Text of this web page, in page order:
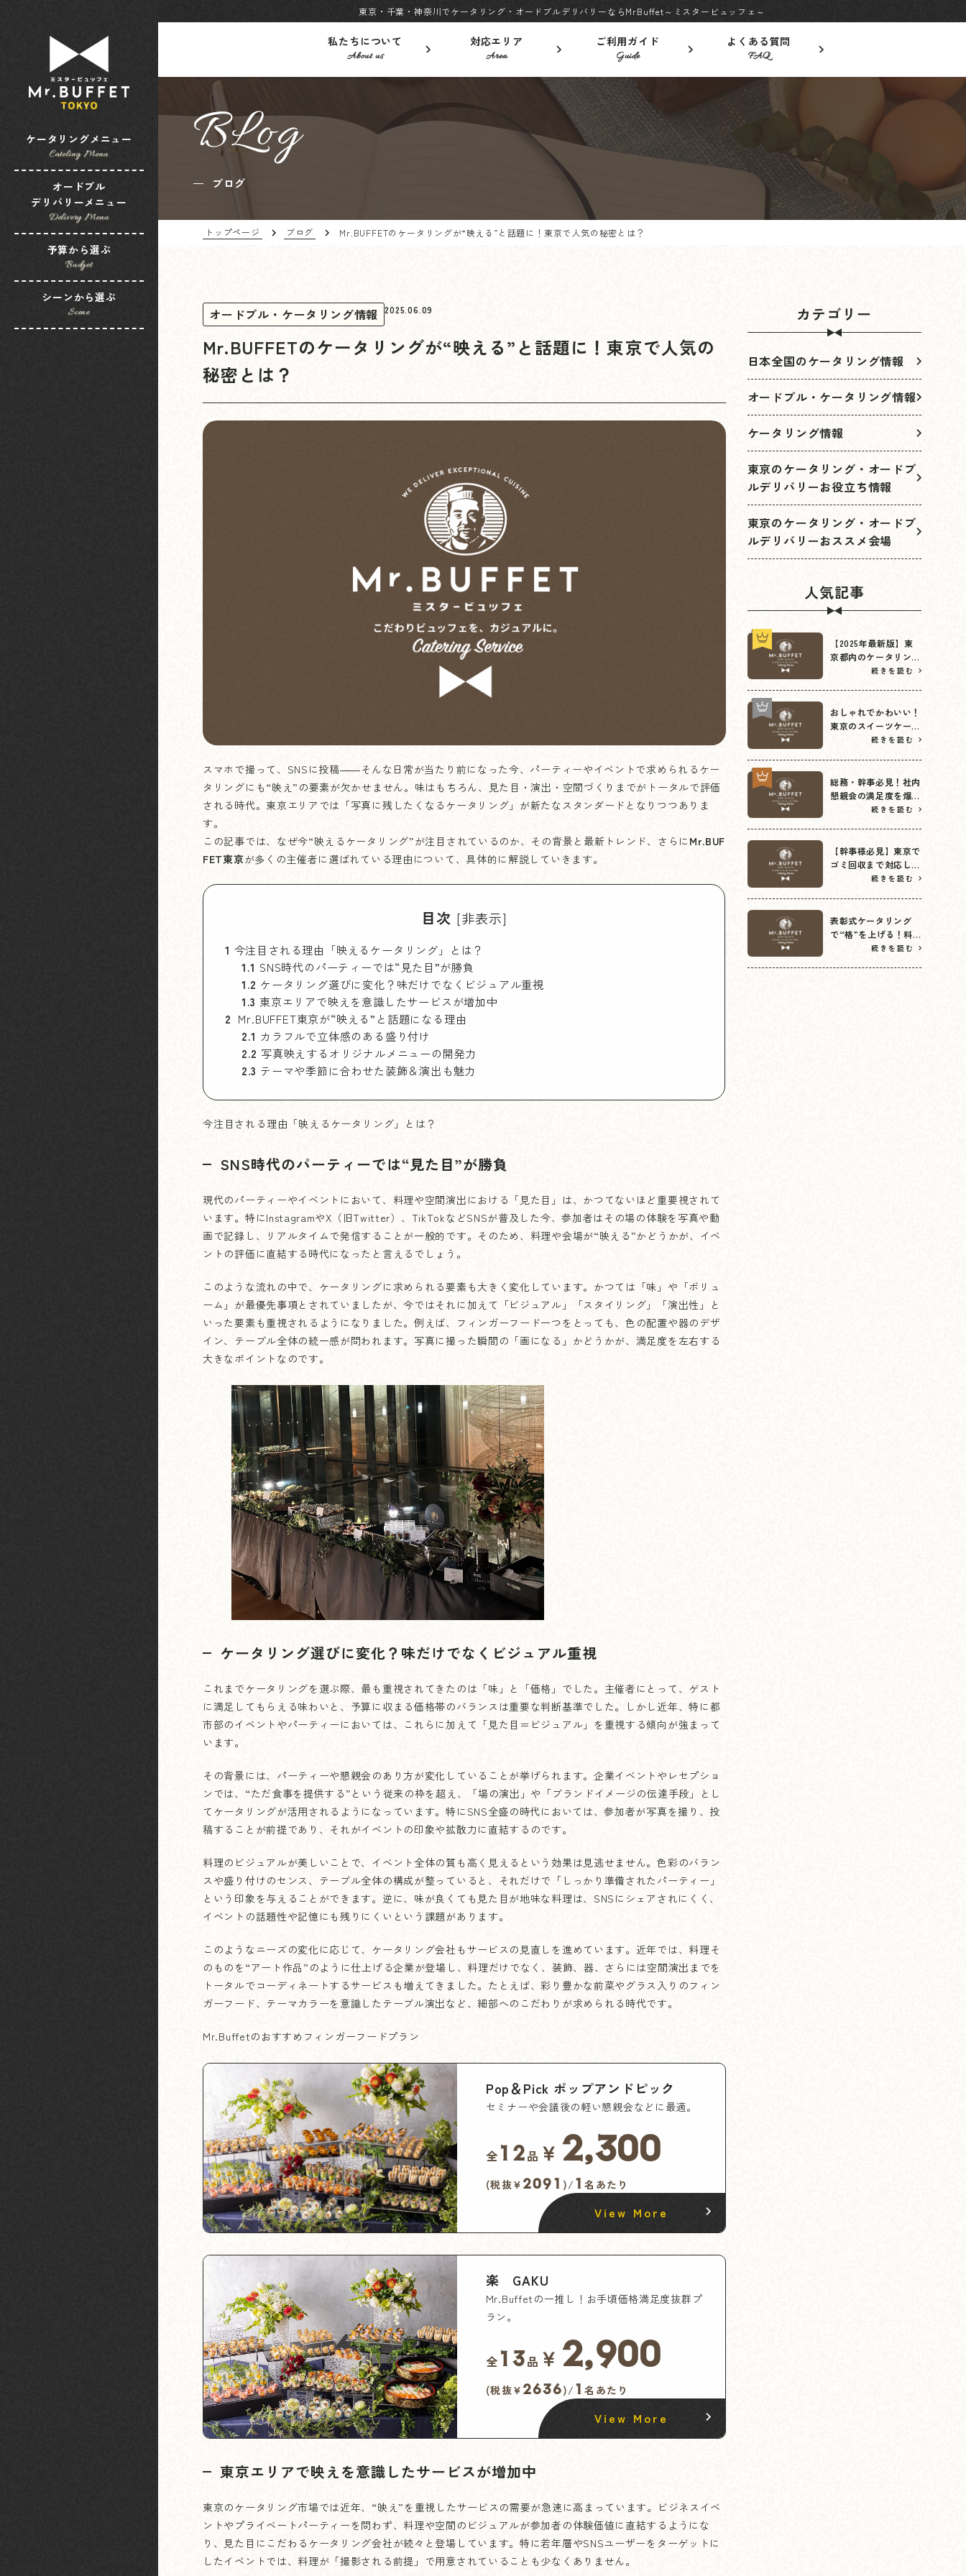
東京・千葉・神奈川でケータリング・オードブルデリバリーならMrBuffet～ミスタービュッフェ～
私たちについて
About us
対応エリア
Area
ご利用ガイド
Guide
よくある質問
FAQ
ケータリングメニュー
Cateling Menu
オードブル
デリバリーメニュー
Delivery Menu
予算から選ぶ
Budget
シーンから選ぶ
Scene
BLog
ブログ
トップページ ブログ Mr.BUFFETのケータリングが“映える”と話題に！東京で人気の秘密とは？
オードブル・ケータリング情報 2025.06.09
Mr.BUFFETのケータリングが“映える”と話題に！東京で人気の
秘密とは？
スマホで撮って、SNSに投稿——そんな日常が当たり前になった今、パーティーやイベントで求められるケー
タリングにも“映え”の要素が欠かせません。味はもちろん、見た目・演出・空間づくりまでがトータルで評価
される時代。東京エリアでは「写真に残したくなるケータリング」が新たなスタンダードとなりつつありま
す。
この記事では、なぜ今“映えるケータリング”が注目されているのか、その背景と最新トレンド、さらに Mr.BUF
FET東京が多くの主催者に選ばれている理由について、具体的に解説していきます。
目次 [非表示]
1 今注目される理由「映えるケータリング」とは？
1.1 SNS時代のパーティーでは“見た目”が勝負
1.2 ケータリング選びに変化？味だけでなくビジュアル重視
1.3 東京エリアで映えを意識したサービスが増加中
2 Mr.BUFFET東京が“映える”と話題になる理由
2.1 カラフルで立体感のある盛り付け
2.2 写真映えするオリジナルメニューの開発力
2.3 テーマや季節に合わせた装飾＆演出も魅力
今注目される理由「映えるケータリング」とは？
SNS時代のパーティーでは“見た目”が勝負
現代のパーティーやイベントにおいて、料理や空間演出における「見た目」は、かつてないほど重要視されて
います。特にInstagramやX（旧Twitter）、TikTokなどSNSが普及した今、参加者はその場の体験を写真や動
画で記録し、リアルタイムで発信することが一般的です。そのため、料理や会場が“映える”かどうかが、イベ
ントの評価に直結する時代になったと言えるでしょう。
このような流れの中で、ケータリングに求められる要素も大きく変化しています。かつては「味」や「ボリュ
ーム」が最優先事項とされていましたが、今ではそれに加えて「ビジュアル」「スタイリング」「演出性」と
いった要素も重視されるようになりました。例えば、フィンガーフード一つをとっても、色の配置や器のデザ
イン、テーブル全体の統一感が問われます。写真に撮った瞬間の「画になる」かどうかが、満足度を左右する
大きなポイントなのです。
ケータリング選びに変化？味だけでなくビジュアル重視
これまでケータリングを選ぶ際、最も重視されてきたのは「味」と「価格」でした。主催者にとって、ゲスト
に満足してもらえる味わいと、予算に収まる価格帯のバランスは重要な判断基準でした。しかし近年、特に都
市部のイベントやパーティーにおいては、これらに加えて「見た目＝ビジュアル」を重視する傾向が強まって
います。
その背景には、パーティーや懇親会のあり方が変化していることが挙げられます。企業イベントやレセプショ
ンでは、“ただ食事を提供する”という従来の枠を超え、「場の演出」や「ブランドイメージの伝達手段」とし
てケータリングが活用されるようになっています。特にSNS全盛の時代においては、参加者が写真を撮り、投
稿することが前提であり、それがイベントの印象や拡散力に直結するのです。
料理のビジュアルが美しいことで、イベント全体の質も高く見えるという効果は見逃せません。色彩のバラン
スや盛り付けのセンス、テーブル全体の構成が整っていると、それだけで「しっかり準備されたパーティー」
という印象を与えることができます。逆に、味が良くても見た目が地味な料理は、SNSにシェアされにくく、
イベントの話題性や記憶にも残りにくいという課題があります。
このようなニーズの変化に応じて、ケータリング会社もサービスの見直しを進めています。近年では、料理そ
のものを“アート作品”のように仕上げる企業が登場し、料理だけでなく、装飾、器、さらには空間演出までを
トータルでコーディネートするサービスも増えてきました。たとえば、彩り豊かな前菜やグラス入りのフィン
ガーフード、テーマカラーを意識したテーブル演出など、細部へのこだわりが求められる時代です。
Mr.Buffetのおすすめフィンガーフードプラン
Pop＆Pick ポップアンドピック
セミナーや会議後の軽い懇親会などに最適。
全 12品 ￥ 2,300
(税抜¥2091 )/ 1名あたり
View More
楽 GAKU
Mr.Buffetの一推し！お手頃価格満足度抜群プ
ラン。
全 13品 ￥ 2,900
(税抜¥2636)/ 1名あたり
View More
東京エリアで映えを意識したサービスが増加中
東京のケータリング市場では近年、“映え”を重視したサービスの需要が急速に高まっています。ビジネスイベ
ントやプライベートパーティーを問わず、料理や空間のビジュアルが参加者の体験価値に直結するようにな
り、見た目にこだわるケータリング会社が続々と登場しています。特に若年層やSNSユーザーをターゲットに
したイベントでは、料理が「撮影される前提」で用意されていることも少なくありません。
カテゴリー
日本全国のケータリング情報
オードブル・ケータリング情報
ケータリング情報
東京のケータリング・オードブ
ルデリバリーお役立ち情報
東京のケータリング・オードブ
ルデリバリーおススメ会場
人気記事
【2025年最新版】東
京都内のケータリング
おすすめガイド
続きを読む
おしゃれでかわいい！
東京のスイーツケータ
リングで特別なひとと
続きを読む
総務・幹事必見！社内
懇親会の満足度を爆上
げする「高コスパ」ケ
続きを読む
【幹事様必見】東京で
ゴミ回収まで対応して
くれるケータリング会
続きを読む
表彰式ケータリング
で“格”を上げる！料
理演出と空間コーディ
続きを読む